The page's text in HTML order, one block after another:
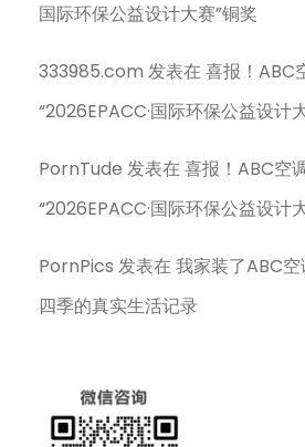
国际环保公益设计大赛”铜奖
333985.com 发表在喜报！ABC
“2026EPACC·国际环保公益设计
PornTude 发表在喜报！ABC空
“2026EPACC·国际环保公益设计
PornPics 发表在我家装了ABC
四季的真实生活记录